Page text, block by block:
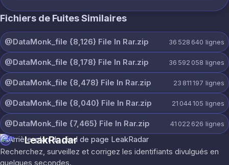
Fichiers de Fuites Similaires
@DataMonk_file {8,126} File In Rar.zip 36 528 640 lignes
@DataMonk_file {8,178} File In Rar.zip 36 592 058 lignes
@DataMonk_file {8,478} File In Rar.zip 23 811 197 lignes
@DataMonk_file {8,040} File In Rar.zip 21 044 105 lignes
@DataMonk_file {7,465} File In Rar.zip 41 022 626 lignes
LeakRadar
Recherchez, surveillez et corrigez les identifiants divulgués en
quelques secondes.